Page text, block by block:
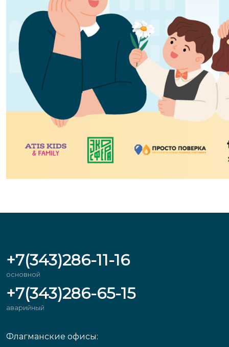
+7(343)286-11-16
основной
+7(343)286-65-15
аварийный
Флагманские офисы: